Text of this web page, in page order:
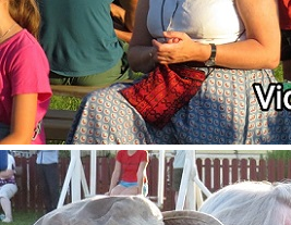
foto2.jpg